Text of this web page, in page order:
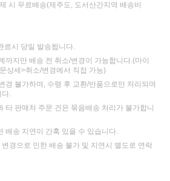
시 무료배송(제주도, 도서산간지역 배송비
료시 당일 발송됩니다.
까지만 배송 전 취소/변경이 가능합니다.(마이
상세>취소/변경에서 직접 가능)
경 불가하며, 수령 후 교환/반품으로만 처리되며
.
타 판매처 주문 건은 묶음배송 처리가 불가합니
배송 지연이 간혹 있을 수 있습니다.
경으로 인한 배송 불가 및 지연시 별도로 연락